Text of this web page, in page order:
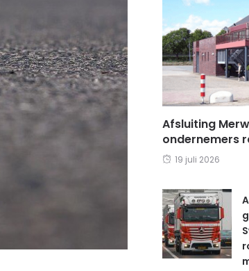
Afsluiting
ondernemers
19 juli 2026